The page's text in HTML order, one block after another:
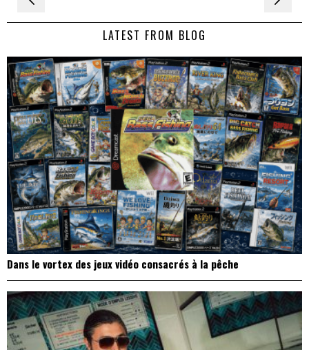
de LATEST FROM BLOG
Dans le vortex des jeux vidéo consacrés à la pêche